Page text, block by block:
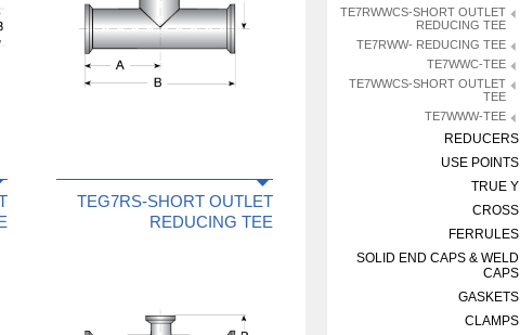
TE7RWWCS-SHORT OUTLET
REDUCING TEE
TE7RWW- REDUCING TEE
TE7WWC-TEE
TE7WWCS-SHORT OUTLET
TEE
TE7WWW-TEE
REDUCERS
USE POINTS
TRUE Y
CROSS
FERRULES
SOLID END CAPS & WELD
CAPS
GASKETS
CLAMPS
TEG7RS-SHORT OUTLET
REDUCING TEE